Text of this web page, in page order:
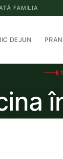
FAMILIA
DEJUN